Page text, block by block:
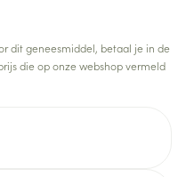
dit geneesmiddel, betaal je in de
die op onze webshop vermeld